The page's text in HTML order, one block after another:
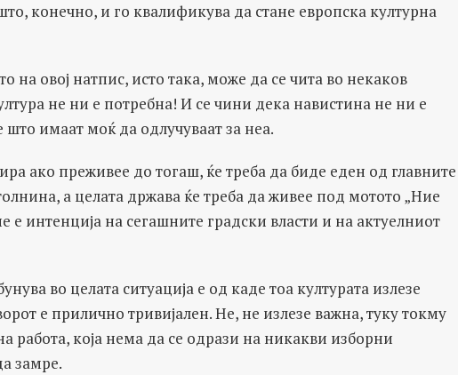
конечно, и го квалификува да стане европска културна
на овој натпис, исто така, може да се чита во некаков
не ни е потребна! И се чини дека навистина не ни е
имаат моќ да одлучуваат за неа.
ако преживее до тогаш, ќе треба да биде еден од главните
а целата држава ќе треба да живее под мотото „Ние
е интенција на сегашните градски власти и на актуелниот
во целата ситуација е од каде тоа културата излезе
е прилично тривијален. Не, не излезе важна, туку токму
работа, која нема да се одрази на никакви изборни
замре.